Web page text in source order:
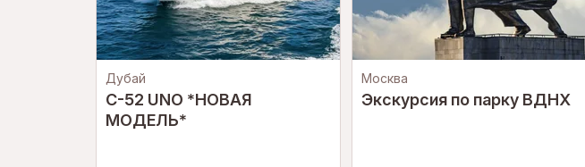
Дубай
C-52 UNO *НОВАЯ
МОДЕЛЬ*
Москва
Экскурсия по парку ВДНХ